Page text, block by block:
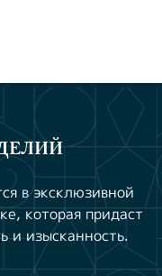
в эксклюзивной
которая придаст
и изысканность.